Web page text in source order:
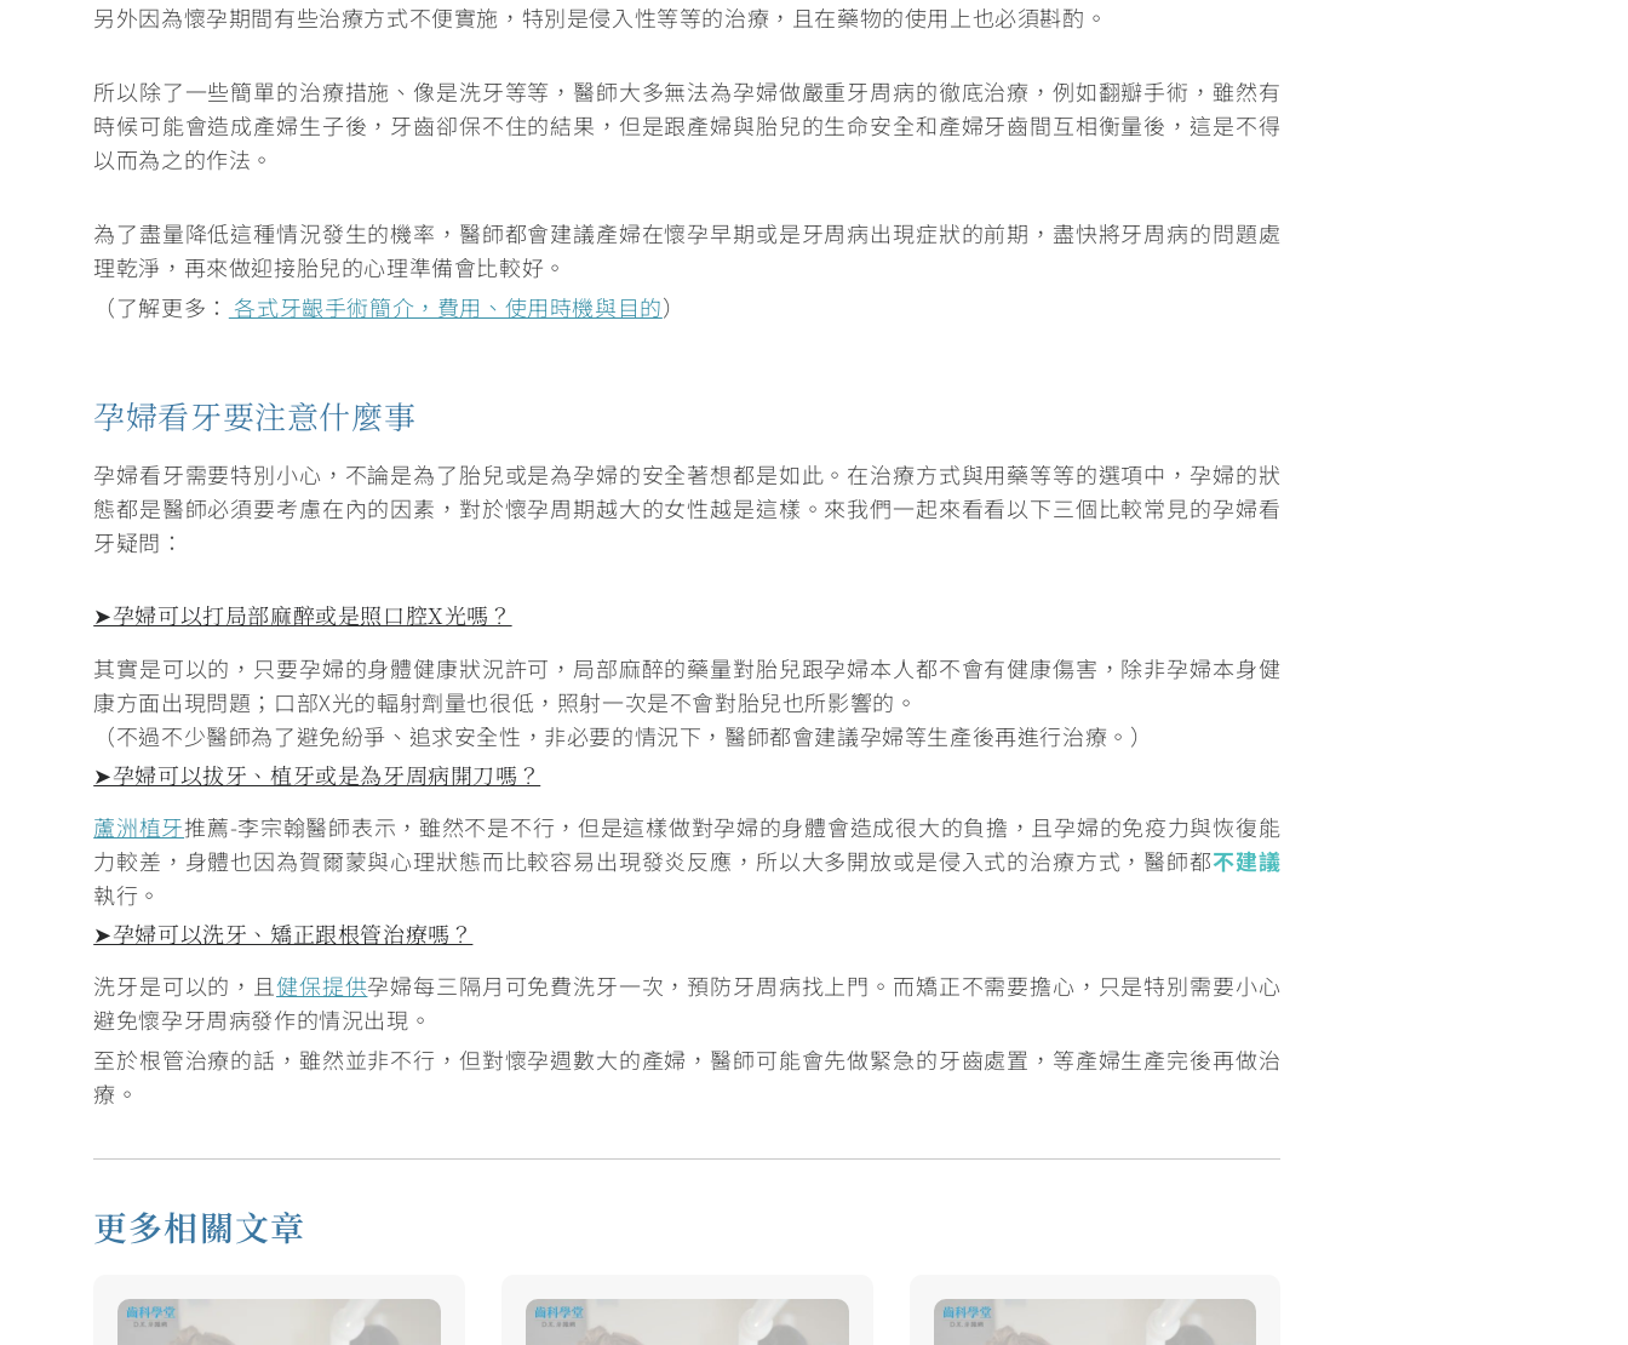
另外因為懷孕期間有些治療方式不便實施，特別是侵入性等等的治療，且在藥物的使用上也必須斟酌。
所以除了一些簡單的治療措施、像是洗牙等等，醫師大多無法為孕婦做嚴重牙周病的徹底治療，例如翻瓣手術，雖然有
時候可能會造成產婦生子後，牙齒卻保不住的結果，但是跟產婦與胎兒的生命安全和產婦牙齒間互相衡量後，這是不得
以而為之的作法。
為了盡量降低這種情況發生的機率， 醫師都會建議產婦在懷孕早期或是牙周病出現症狀的前期，盡快將牙周病的問題處
理乾淨 ，再來做迎接胎兒的心理準備會比較好。
（了解更多： 各式牙齦手術簡介，費用、使用時機與目的）
孕婦看牙要注意什麼事
孕婦看牙需要特別小心，不論是為了胎兒或是為孕婦的安全著想都是如此。在治療方式與用藥等等的選項中，孕婦的狀
態都是醫師必須要考慮在內的因素，對於懷孕周期越大的女性越是這樣。來我們一起來看看以下三個比較常見的孕婦看
牙疑問：
➤孕婦可以打局部麻醉或是照口腔X光嗎？
其實是可以的，只要孕婦的身體健康狀況許可，局部麻醉的藥量對胎兒跟孕婦本人都不會有健康傷害，除非孕婦本身健
康方面出現問題；口部X光的輻射劑量也很低，照射一次是不會對胎兒也所影響的。
（不過不少醫師為了避免紛爭、追求安全性，非必要的情況下， 醫師都會建議孕婦等生產後再進行治療。 ）
➤孕婦可以拔牙、植牙或是為牙周病開刀嗎？
蘆洲植牙推薦-李宗翰醫師表示，雖然不是不行，但是這樣做對孕婦的身體會造成很大的負擔， 且孕婦的免疫力與恢復能
力較差，身體也因為賀爾蒙與心理狀態而比較容易出現發炎反應 ，所以大多開放或是侵入式的治療方式，醫師都不建議
執行。
➤孕婦可以洗牙、矯正跟根管治療嗎？
洗牙是可以的， 且健保提供孕婦每三隔月可免費洗牙一次 ，預防牙周病找上門。而矯正不需要擔心，只是特別需要小心
避免懷孕牙周病發作的情況出現。
至於根管治療的話，雖然並非不行，但對懷孕週數大的產婦， 醫師可能會先做緊急的牙齒處置，等產婦生產完後再做治
療 。
更多相關文章